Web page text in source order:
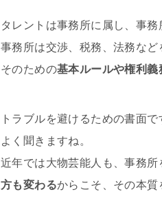
タレントは事務所に属し、事
事務所は交渉、税務、法務など
そのための基本ルールや権利
トラブルを避けるための書面
よく聞きますね。
近年では大物芸能人も、事務
方も変わるからこそ、その本質